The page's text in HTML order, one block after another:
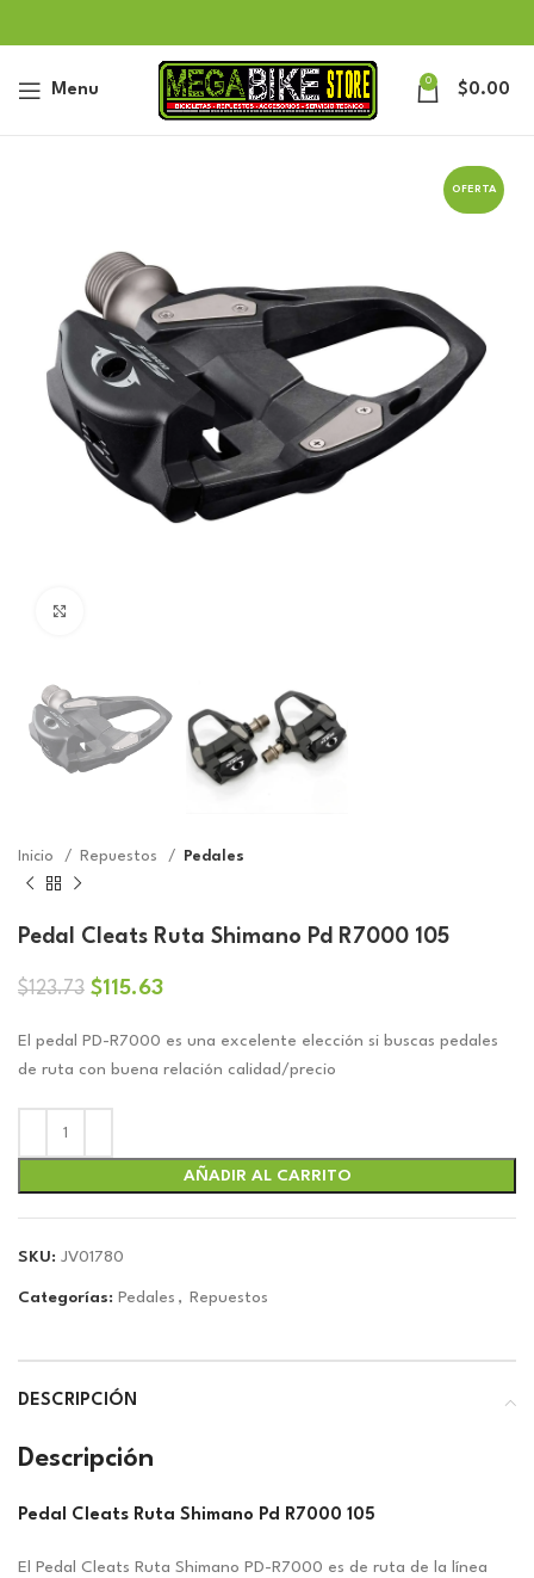
Menu 0 $0.00
OFERTA
Inicio Repuestos Pedales
Pedal Cleats Ruta Shimano Pd R7000 105
$123.73 El
original
era:
$115.63El
actual
es:
El pedal PD-R7000 es una excelente elección si buscas pedales
de ruta con buena relación calidad/precio
AÑADIR AL CARRITO
SKU: JV01780
Categorías: Pedales , Repuestos
DESCRIPCIÓN
Descripción
Pedal Cleats Ruta Shimano Pd R7000 105
El Pedal Cleats Ruta Shimano PD-R7000 es de ruta de la línea